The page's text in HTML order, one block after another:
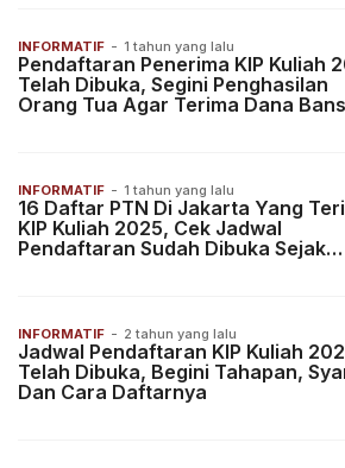
INFORMATIF - 1 tahun yang lalu
Pendaftaran Penerima KIP Kuliah
Telah Dibuka, Segini Penghasilan
Orang Tua Agar Terima Dana
INFORMATIF - 1 tahun yang lalu
16 Daftar PTN Di Jakarta Yang
KIP Kuliah 2025, Cek Jadwal
Pendaftaran Sudah Dibuka Sejak
INFORMATIF - 2 tahun yang lalu
Jadwal Pendaftaran KIP Kuliah
Telah Dibuka, Begini Tahapan,
Dan Cara Daftarnya